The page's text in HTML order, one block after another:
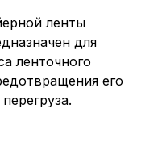
ленты
для
ленточного
его